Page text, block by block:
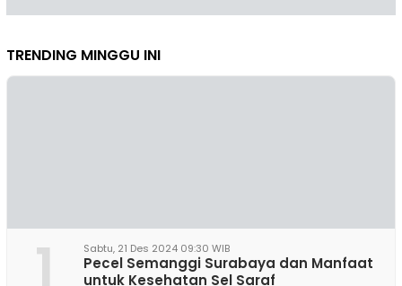
TRENDING MINGGU INI
1 Sabtu, 21 Des 2024 09:30 WIB
Pecel Semanggi Surabaya dan Manfaat
untuk Kesehatan Sel Saraf